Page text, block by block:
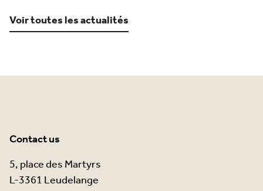
Voir toutes les actualités
Contact us
5, place des Martyrs
L-3361 Leudelange